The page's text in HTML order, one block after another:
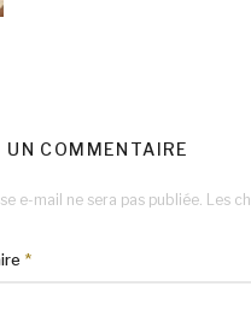
UN COMMENTAIRE
e-mail ne sera pas publiée. Les
*